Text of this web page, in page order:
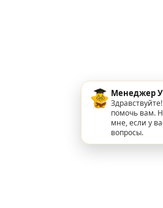
Менеджер
помочь вам.
мне, если у
вопросы.